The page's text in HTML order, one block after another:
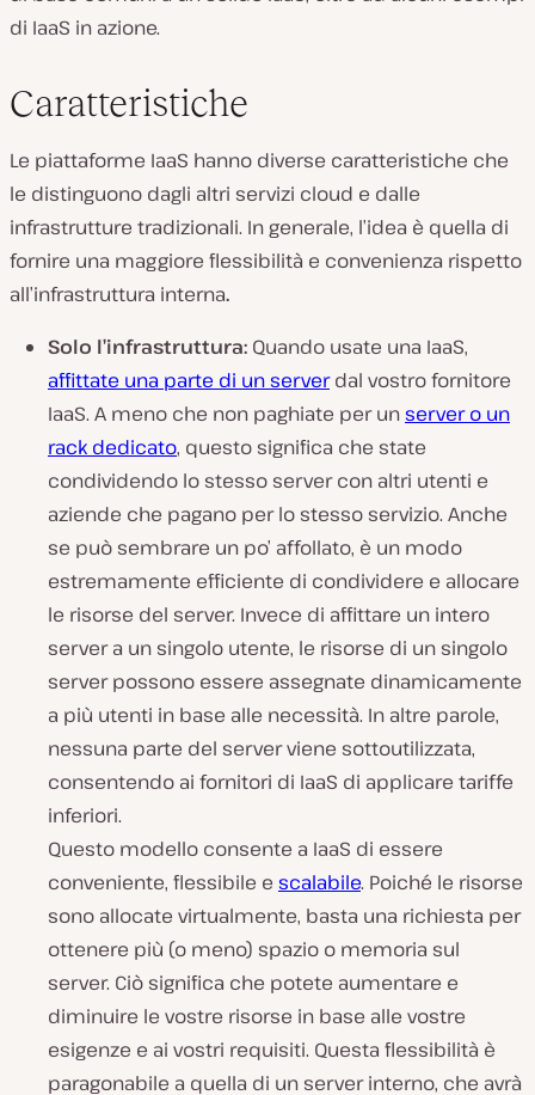
di IaaS in azione.
Caratteristiche
Le piattaforme IaaS hanno diverse caratteristiche che
le distinguono dagli altri servizi cloud e dalle
infrastrutture tradizionali. In generale, l’idea è quella di
fornire una maggiore flessibilità e convenienza rispetto
all’infrastruttura interna.
Solo l’infrastruttura: Quando usate una IaaS,
affittate una parte di un serverdal vostro fornitore
IaaS. A meno che non paghiate per unserver o un
rack dedicato, questo significa che state
condividendo lo stesso server con altri utenti e
aziende che pagano per lo stesso servizio. Anche
se può sembrare un po’ affollato, è un modo
estremamente efficiente di condividere e allocare
le risorse del server. Invece di affittare un intero
server a un singolo utente, le risorse di un singolo
server possono essere assegnate dinamicamente
a più utenti in base alle necessità. In altre parole,
nessuna parte del server viene sottoutilizzata,
consentendo ai fornitori di IaaS di applicare tariffe
inferiori.
Questo modello consente a IaaS di essere
conveniente, flessibile e scalabile. Poiché le risorse
sono allocate virtualmente, basta una richiesta per
ottenere più (o meno) spazio o memoria sul
server. Ciò significa che potete aumentare e
diminuire le vostre risorse in base alle vostre
esigenze e ai vostri requisiti. Questa flessibilità è
paragonabile a quella di un server interno, che avrà